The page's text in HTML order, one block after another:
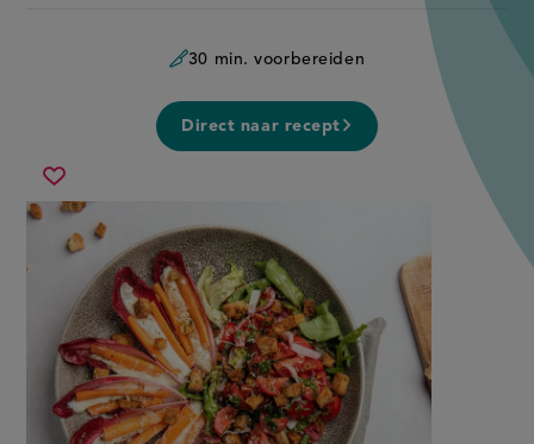
30 min. voorbereiden
Direct naar recept
Sla
recept
op
salade
met mozzarella
en
roodlof